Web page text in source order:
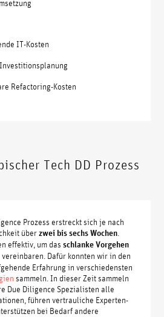
IT-Kosten
Refactoring-Kosten
Tech DD Prozess
Prozess erstreckt sich je nach
überzwei bis sechs Wochen
effektiv, um dasschlanke Vorgehen
vereinbaren. Dafür konnten wir in den
Erfahrung in verschiedensten
sammeln. In dieser Zeit sammeln
Due Diligence Spezialisten alle
führen vertrauliche Experten-
bei Bedarf andere